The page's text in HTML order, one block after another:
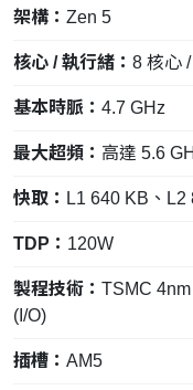
架構： Zen 5
核心 / 執行緒： 8 核心
基本時脈： 4.7 GHz
最大超頻： 高達 5.6
快取： L1 640 KB、L2
TDP： 120W
製程技術： TSMC
(I/O)
插槽： AM5